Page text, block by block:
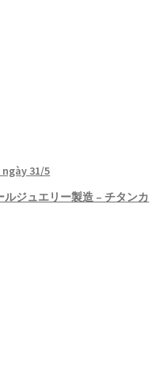
31/5
ルジュエリー製造 – チタンカ